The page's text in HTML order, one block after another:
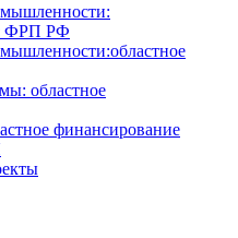
ФРП РФ
областное
финансирование